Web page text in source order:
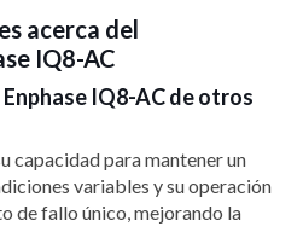
acerca del
IQ8-AC
IQ8-AC de otros
capacidad para mantener un
variables y su operación
de fallo único, mejorando la